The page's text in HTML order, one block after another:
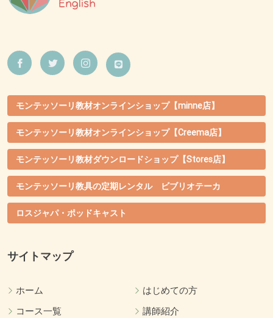
モンテッソーリ教材オンラインショップ【minne店】
モンテッソーリ教材オンラインショップ【Creema店】
モンテッソーリ教材ダウンロードショップ【Stores店】
モンテッソーリ教具の定期レンタル ビブリオテーカ
ロスジャパ・ポッドキャスト
サイトマップ
ホーム
はじめての方
コース一覧
講師紹介